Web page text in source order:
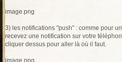
image.png
3) les notifications "push" : comme pour
recevez une notification sur votre
cliquer dessus pour aller là où il faut.